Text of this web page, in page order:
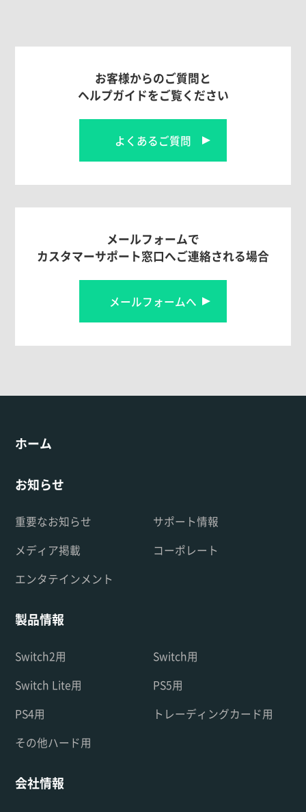
お客様からのご質問と
ヘルプガイドをご覧ください
よくあるご質問
メールフォームで
カスタマーサポート窓口へご連絡される場合
メールフォームへ
ホーム
お知らせ
重要なお知らせ
サポート情報
メディア掲載
コーポレート
エンタテインメント
製品情報
Switch2用
Switch用
Switch Lite用
PS5用
PS4用
トレーディングカード用
その他ハード用
会社情報